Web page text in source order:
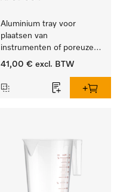
Aluminium tray voor
plaatsen van
instrumenten of poreuze
goederen, groot.
41,00 € excl. BTW